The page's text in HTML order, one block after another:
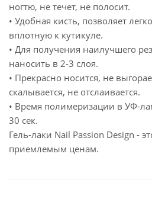
ногтю, не течет, не полосит.
• Удобная кисть, позволяет
вплотную к кутикуле.
• Для получения наилучшего
наносить в 2-3 слоя.
• Прекрасно носится, не
скалывается, не отслаивается.
• Время полимеризации в УФ-
30 сек.
Гель-лаки Nail Passion Design -
приемлемым ценам.